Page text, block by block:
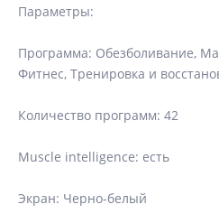
Параметры:
Программа: Обезболивание,
Фитнес, Тренировка и
Количество программ: 42
Muscle intelligence: есть
Экран: Черно-белый